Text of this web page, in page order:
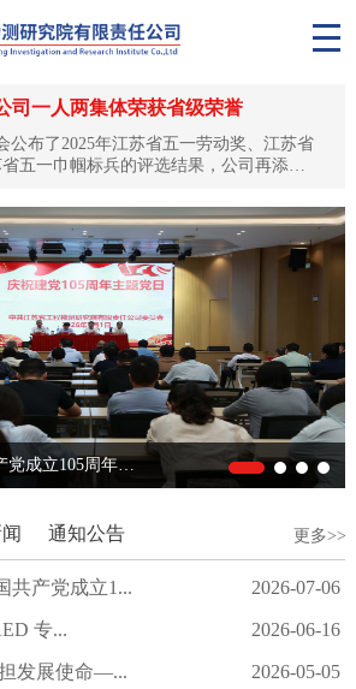
司一人两集体荣获省级荣誉
公布了2025年江苏省五一劳动奖、江苏省
五一巾帼标兵的评选结果，公司再添殊
、岩土工程技术中心双双获评“江苏省工
公司深耕水利工程勘测领域、坚守匠心品
伍的高度认可与肯定。匠心筑梦，黎昱荣
章”黎昱同志自1994年入职以来，始终扎
根工程勘测...
公司举行庆祝中国共产党成立105周年主题党日活动
通知公告 更多>>
共产党成立1... 2026-07-06
专... 2026-06-16
发展使命—... 2026-05-05